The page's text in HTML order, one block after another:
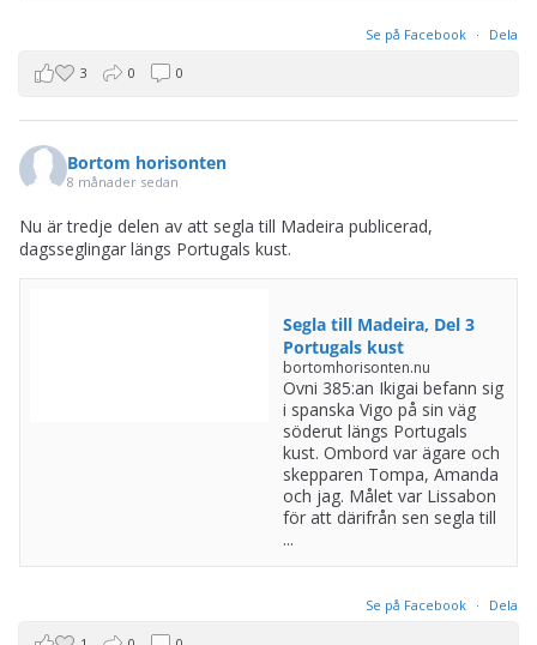
Se på Facebook · Dela
3 0 0
Bortom horisonten
8 månader sedan
Nu är tredje delen av att segla till Madeira publicerad,
dagsseglingar längs Portugals kust.
Segla till Madeira, Del 3
Portugals kust
bortomhorisonten.nu
Ovni 385:an Ikigai befann sig
i spanska Vigo på sin väg
söderut längs Portugals
kust. Ombord var ägare och
skepparen Tompa, Amanda
och jag. Målet var Lissabon
för att därifrån sen segla till
...
Se på Facebook · Dela